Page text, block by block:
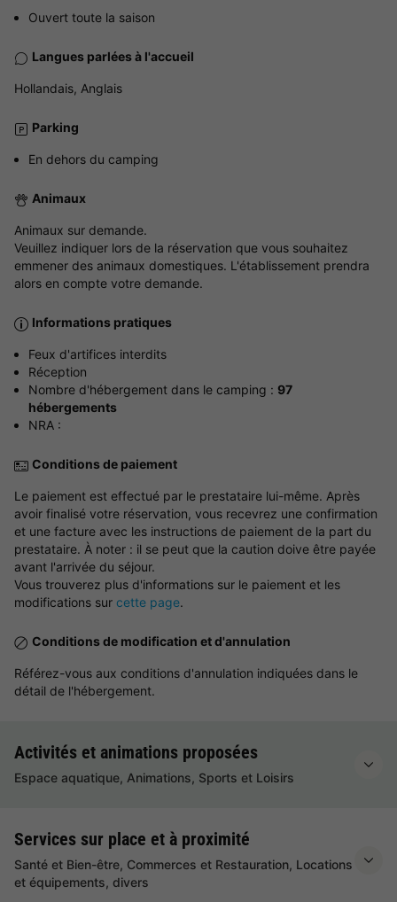
Ouvert toute la saison
Langues parlées à l'accueil
Hollandais, Anglais
Parking
En dehors du camping
Animaux
Animaux sur demande.
Veuillez indiquer lors de la réservation que vous souhaitez
emmener des animaux domestiques. L'établissement prendra
alors en compte votre demande.
Informations pratiques
Feux d'artifices interdits
Réception
Nombre d'hébergement dans le camping : 97
hébergements
NRA :
Conditions de paiement
Le paiement est effectué par le prestataire lui-même. Après
avoir finalisé votre réservation, vous recevrez une confirmation
et une facture avec les instructions de paiement de la part du
prestataire. À noter : il se peut que la caution doive être payée
avant l'arrivée du séjour.
Vous trouverez plus d'informations sur le paiement et les
modifications sur cette page.
Conditions de modification et d'annulation
Référez-vous aux conditions d'annulation indiquées dans le
détail de l'hébergement.
Activités et animations proposées
Espace aquatique, Animations, Sports et Loisirs
Services sur place et à proximité
Santé et Bien-être, Commerces et Restauration, Locations
et équipements, divers